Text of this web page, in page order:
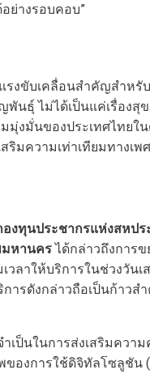
ย่างรอบคอบ”
รงขับเคลื่อนสำคัญสำหรั
นธุ์ ไม่ได้เป็นแค่เรื่อง
มุ่งมั่นของประเทศไท
มความเท่าเทียมทาง
ทุนประชากรแห่งสหปร
มหานครได้กล่าวถึงการ
ลาให้บริการในช่วงวั
ารดังกล่าวถือเป็นก้า
ป็นในการส่งเสริมคว
องการใช้ดิจิทัลโซลูชั